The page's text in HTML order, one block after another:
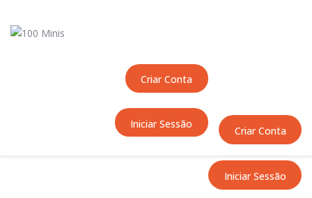
Criar Conta
Iniciar Sessão
Criar Conta
Iniciar Sessão
Sobre Nós